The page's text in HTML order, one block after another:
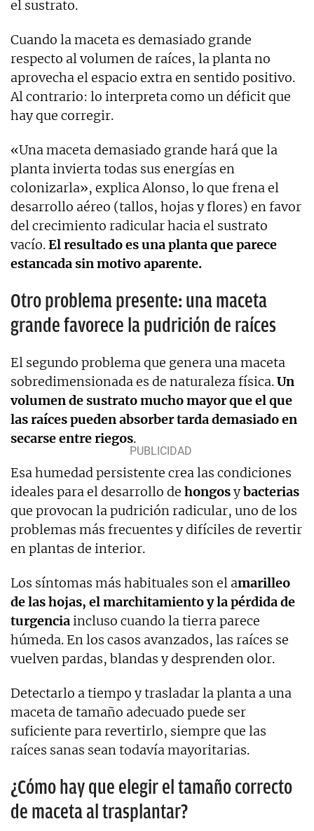
el sustrato.
Cuando la maceta es demasiado grande
respecto al volumen de raíces, la planta no
aprovecha el espacio extra en sentido positivo.
Al contrario: lo interpreta como un déficit que
hay que corregir.
«Una maceta demasiado grande hará que la
planta invierta todas sus energías en
colonizarla», explica Alonso, lo que frena el
desarrollo aéreo (tallos, hojas y flores) en favor
del crecimiento radicular hacia el sustrato
vacío.El resultado es una planta que parece
estancada sin motivo aparente.
Otro problema presente: una maceta
grande favorece la pudrición de raíces
El segundo problema que genera una maceta
sobredimensionada es de naturaleza física.Un
volumen de sustrato mucho mayor que el que
las raíces pueden absorber tarda demasiado en
secarse entre riegos.
Esa humedad persistente crea las condiciones
ideales para el desarrollo de hongosybacterias
que provocan la pudrición radicular, uno de los
problemas más frecuentes y difíciles de revertir
en plantas de interior.
Los síntomas más habituales son el amarilleo
de las hojas, el marchitamiento y la pérdida de
turgenciaincluso cuando la tierra parece
húmeda. En los casos avanzados, las raíces se
vuelven pardas, blandas y desprenden olor.
Detectarlo a tiempo y trasladar la planta a una
maceta de tamaño adecuado puede ser
suficiente para revertirlo, siempre que las
raíces sanas sean todavía mayoritarias.
¿Cómo hay que elegir el tamaño correcto
de maceta al trasplantar?